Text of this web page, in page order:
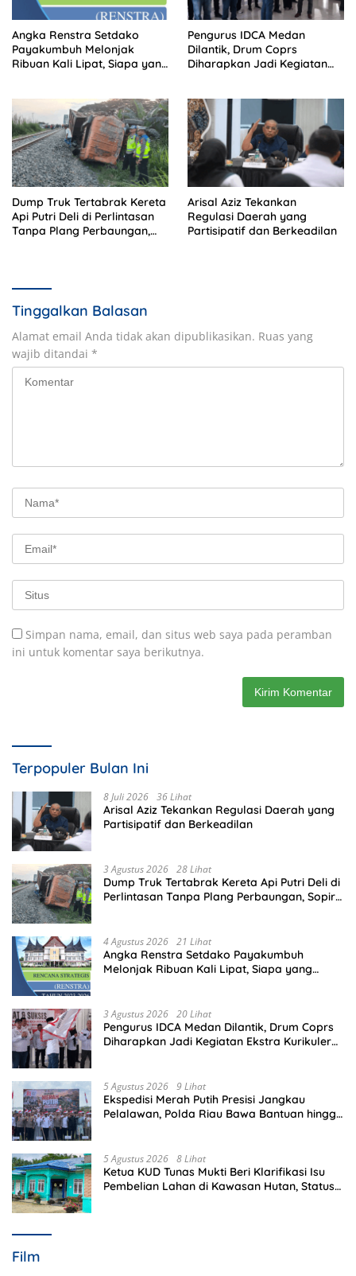
Angka Renstra Setdako
Payakumbuh Melonjak
Ribuan Kali Lipat, Siapa yang
Pengurus IDCA Medan
Dilantik, Drum Coprs
Diharapkan Jadi Kegiatan
Dump Truk Tertabrak Kereta
Api Putri Deli di Perlintasan
Tanpa Plang Perbaungan,
Arisal Aziz Tekankan
Regulasi Daerah yang
Partisipatif dan Berkeadilan
Tinggalkan Balasan
Alamat email Anda tidak akan dipublikasikan. Ruas yang
wajib ditandai *
Simpan nama, email, dan situs web saya pada peramban
ini untuk komentar saya berikutnya.
Terpopuler Bulan Ini
8 Juli 2026 36 Lihat
Arisal Aziz Tekankan Regulasi Daerah yang
Partisipatif dan Berkeadilan
3 Agustus 2026 28 Lihat
Dump Truk Tertabrak Kereta Api Putri Deli di
Perlintasan Tanpa Plang Perbaungan, Sopir
4 Agustus 2026 21 Lihat
Angka Renstra Setdako Payakumbuh
Melonjak Ribuan Kali Lipat, Siapa yang
3 Agustus 2026 20 Lihat
Pengurus IDCA Medan Dilantik, Drum Coprs
Diharapkan Jadi Kegiatan Ekstra Kurikuler
5 Agustus 2026 9 Lihat
Ekspedisi Merah Putih Presisi Jangkau
Pelalawan, Polda Riau Bawa Bantuan hingga
5 Agustus 2026 8 Lihat
Ketua KUD Tunas Mukti Beri Klarifikasi Isu
Pembelian Lahan di Kawasan Hutan, Status
Film